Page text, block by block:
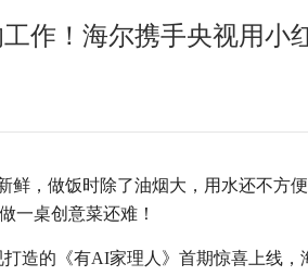
作！海尔携手央视用小
鲜，做饭时除了油烟大，用水还不
一桌创意菜还难！
造的《有AI家理人》首期惊喜上线